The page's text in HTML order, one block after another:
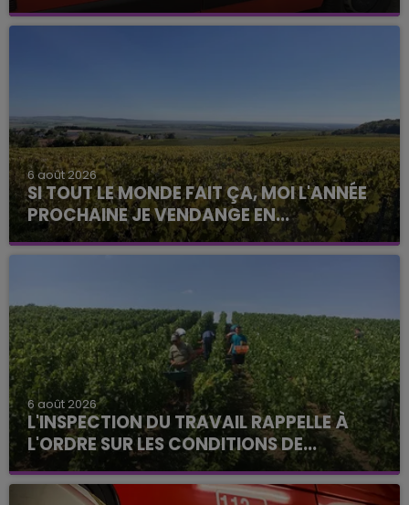
6 août 2026
SI TOUT LE MONDE FAIT ÇA, MOI L'ANNÉE
PROCHAINE JE VENDANGE EN...
6 août 2026
L'INSPECTION DU TRAVAIL RAPPELLE À
L'ORDRE SUR LES CONDITIONS DE...